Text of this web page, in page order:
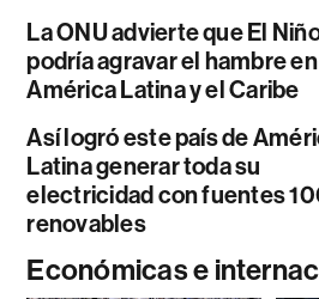
La ONU advierte que El
podría agravar el hambre en
América Latina y el Caribe
Así logró este país de
Latina generar toda su
electricidad con fuentes
renovables
Económicas e